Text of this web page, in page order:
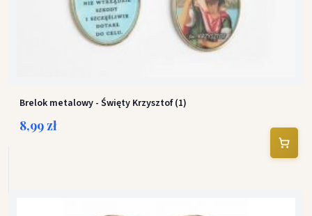
Brelok metalowy - Święty Krzysztof (1)
8,99 zł